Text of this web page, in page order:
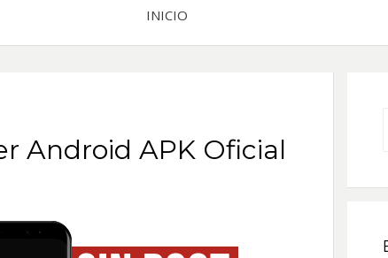
INICIO
Android APK Oficial